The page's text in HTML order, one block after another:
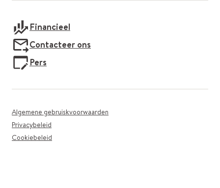
Financieel
Contacteer ons
Pers
Algemene gebruiskvoorwaarden
Privacybeleid
Cookiebeleid